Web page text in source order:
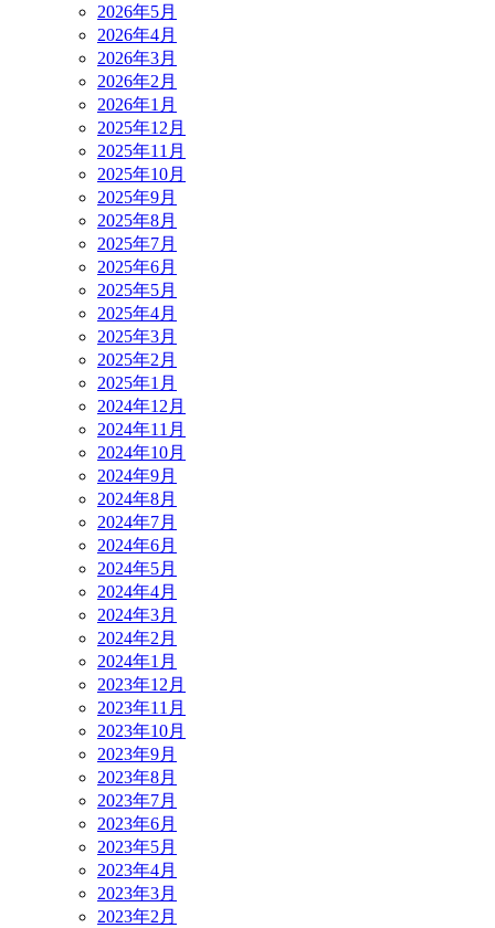
2026年5月
2026年4月
2026年3月
2026年2月
2026年1月
2025年12月
2025年11月
2025年10月
2025年9月
2025年8月
2025年7月
2025年6月
2025年5月
2025年4月
2025年3月
2025年2月
2025年1月
2024年12月
2024年11月
2024年10月
2024年9月
2024年8月
2024年7月
2024年6月
2024年5月
2024年4月
2024年3月
2024年2月
2024年1月
2023年12月
2023年11月
2023年10月
2023年9月
2023年8月
2023年7月
2023年6月
2023年5月
2023年4月
2023年3月
2023年2月